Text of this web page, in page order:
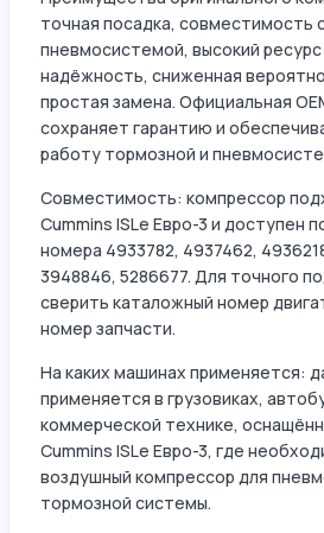
точная посадка,
пневмосистемой, высокий
надёжность, сниженная
простая замена. Официальная
сохраняет гарантию и
работу тормозной и
Совместимость: компрессор
Cummins ISLe Евро-3 и доступен
номера 4933782, 4937462,
3948846, 5286677. Для точного
сверить каталожный номер
номер запчасти.
На каких машинах применяется:
применяется в грузовиках,
коммерческой технике,
Cummins ISLe Евро-3, где
воздушный компрессор для
тормозной системы.